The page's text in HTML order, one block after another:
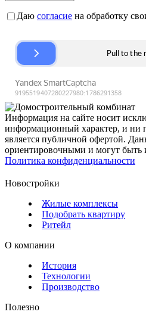
Даю согласие на обработку
Информация на сайте носит
информационный характер, и ни
является публичной офертой.
ориентировочными и могут быть
Политика конфиденциальности
Новостройки
Жилые комплексы
Подобрать квартиру
Ритейл
О компании
История
Технологии
Производство
Полезно